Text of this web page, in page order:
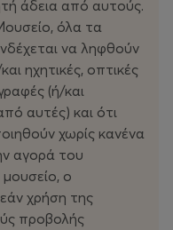
άδεια από αυτούς.
όλα τα
να ληφθούν
ηχητικές, οπτικές
(ή/και
αυτές) και ότι
χωρίς κανένα
αγορά του
μουσείο, ο
χρήση της
προβολής